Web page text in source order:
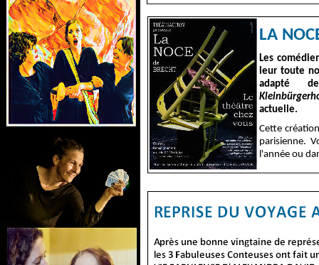
LA
Les
leur toute
adapté
actuelle.
Cette
parisienne.
l'année ou